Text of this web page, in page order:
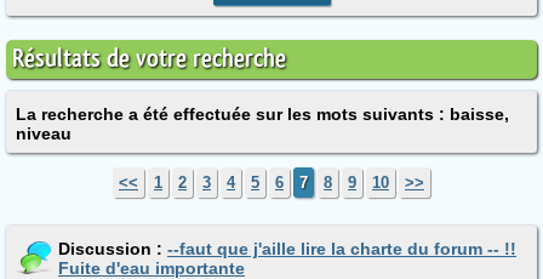
Résultats de votre recherche
La recherche a été effectuée sur les mots suivants : baisse,
niveau
<< 1 2 3 4 5 6 7 8 9 10 >>
Discussion : --faut que j'aille lire la charte du forum -- !!
Fuite d'eau importante